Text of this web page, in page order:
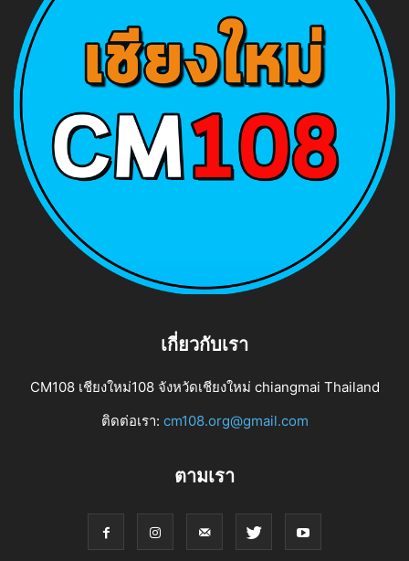
เกี่ยวกับเรา
CM108 เชียงใหม่108 จังหวัดเชียงใหม่ chiangmai Thailand
ติดต่อเรา: cm108.org@gmail.com
ตามเรา